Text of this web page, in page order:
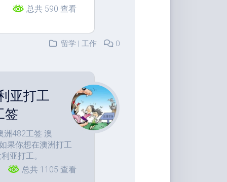
总共 590 查看
留学 | 工作 0
亚打工
签
洲482工签 澳
果你想在澳洲打工
亚打工。
总共 1105 查看